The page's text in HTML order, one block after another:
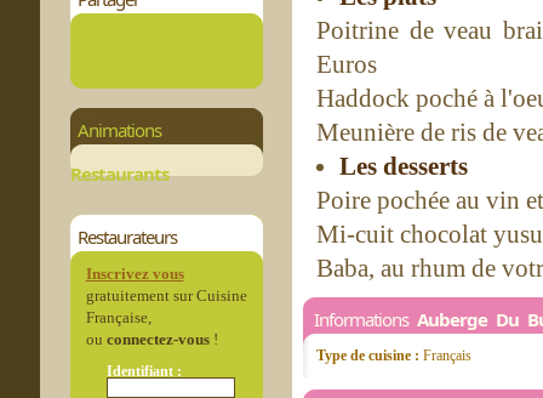
Animations
Restaurants
Restaurateurs
Inscrivez vous
gratuitement sur Cuisine
Française,
ou connectez-vous!
Identifiant :
Poitrine de veau
Euros
Haddock poché à
Meunière de ris de
Les desserts
Poire pochée au vin
Mi-cuit chocolat
Baba, au rhum de
Informations Auberge Du
Type de cuisine : Français